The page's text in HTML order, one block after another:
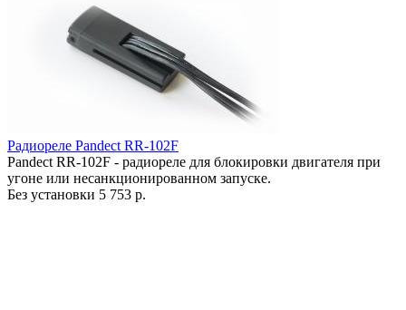
Радиореле Pandect RR-102F
Pandect RR-102F - радиореле для блокировки двигателя при
угоне или несанкционированном запуске.
Без установки 5 753 р.